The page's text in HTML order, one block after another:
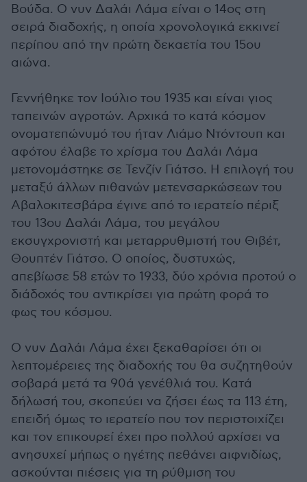
Βούδα. Ο νυν Δαλάι Λάμα είναι ο 14ος στη
σειρά διαδοχής, η οποία χρονολογικά εκκινεί
περίπου από την πρώτη δεκαετία του 15ου
αιώνα.
Γεννήθηκε τον Ιούλιο του 1935 και είναι γιος
ταπεινών αγροτών. Αρχικά το κατά κόσμον
ονοματεπώνυμό του ήταν Λιάμο Ντόντουπ και
αφότου έλαβε το χρίσμα του Δαλάι Λάμα
μετονομάστηκε σε Τενζίν Γιάτσο. Η επιλογή του
μεταξύ άλλων πιθανών μετενσαρκώσεων του
Αβαλοκιτεσβάρα έγινε από το ιερατείο πέριξ
του 13ου Δαλάι Λάμα, του μεγάλου
εκσυγχρονιστή και μεταρρυθμιστή του Θιβέτ,
Θουπτέν Γιάτσο. Ο οποίος, δυστυχώς,
απεβίωσε 58 ετών το 1933, δύο χρόνια προτού ο
διάδοχός του αντικρίσει για πρώτη φορά το
φως του κόσμου.
Ο νυν Δαλάι Λάμα έχει ξεκαθαρίσει ότι οι
λεπτομέρειες της διαδοχής του θα συζητηθούν
σοβαρά μετά τα 90ά γενέθλιά του. Κατά
δήλωσή του, σκοπεύει να ζήσει έως τα 113 έτη,
επειδή όμως το ιερατείο που τον περιστοιχίζει
και τον επικουρεί έχει προ πολλού αρχίσει να
ανησυχεί μήπως ο ηγέτης πεθάνει αιφνιδίως,
ασκούνται πιέσεις για τη ρύθμιση του